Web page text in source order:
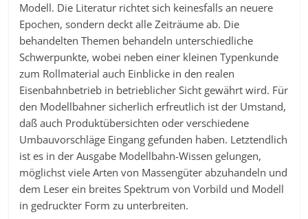
Modell. Die Literatur richtet sich keinesfalls an neuere
Epochen, sondern deckt alle Zeiträume ab. Die
behandelten Themen behandeln unterschiedliche
Schwerpunkte, wobei neben einer kleinen Typenkunde
zum Rollmaterial auch Einblicke in den realen
Eisenbahnbetrieb in betrieblicher Sicht gewährt wird. Für
den Modellbahner sicherlich erfreutlich ist der Umstand,
daß auch Produktübersichten oder verschiedene
Umbauvorschläge Eingang gefunden haben. Letztendlich
ist es in der Ausgabe Modellbahn-Wissen gelungen,
möglichst viele Arten von Massengüter abzuhandeln und
dem Leser ein breites Spektrum von Vorbild und Modell
in gedruckter Form zu unterbreiten.